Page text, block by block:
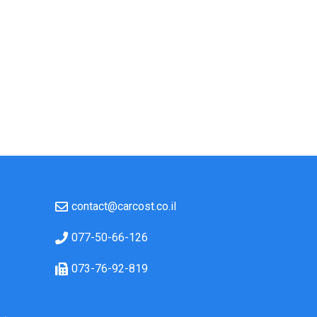
contact@carcost.co.il
077-50-66-126
073-76-92-819